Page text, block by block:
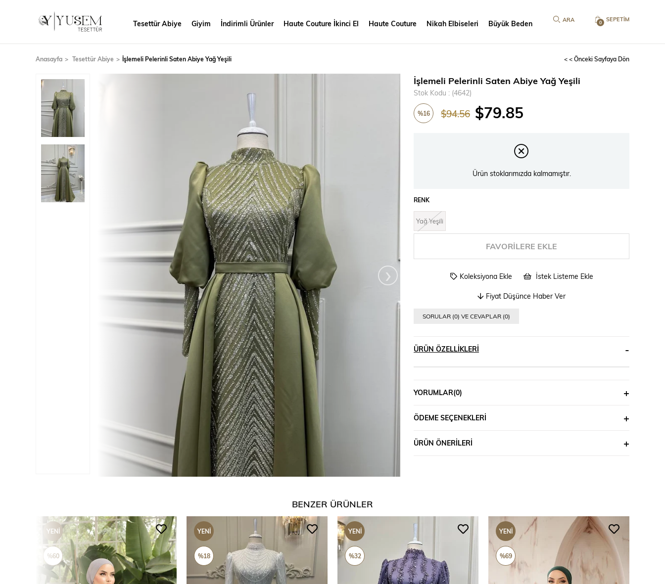
SEPETIM
0
Tesettür Abiye Giyim İndirimli Ürünler Haute Couture İkinci El Haute Couture Nikah Elbiseleri Büyük Beden
Anasayfa Tesettür Abiye İşlemeli Pelerinli Saten Abiye Yağ Yeşili < < Önceki Sayfaya Dön
›
İşlemeli Pelerinli Saten Abiye Yağ Yeşili
Stok Kodu (4642)
%16 $94.56 $79.85
Ürün stoklarımızda kalmamıştır.
RENK
Yağ Yeşili
FAVORILERE EKLE
Koleksiyona Ekle İstek Listeme Ekle
Fiyat Düşünce Haber Ver
SORULAR (0) VE CEVAPLAR (0)
ÜRÜN ÖZELLIKLERI
YORUMLAR(0)
ÖDEME SEÇENEKLERI
ÜRÜN ÖNERILERI
BENZER ÜRÜNLER
YENI
ÜRÜN
%60
YENI
ÜRÜN
%18
YENI
ÜRÜN
%32
YENI
ÜRÜN
%69